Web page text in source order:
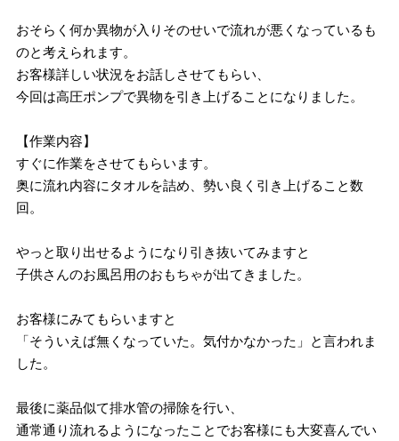
おそらく何か異物が入りそのせいで流れが悪くなっているも
のと考えられます。
お客様詳しい状況をお話しさせてもらい、
今回は高圧ポンプで異物を引き上げることになりました。
【作業内容】
すぐに作業をさせてもらいます。
奥に流れ内容にタオルを詰め、勢い良く引き上げること数
回。
やっと取り出せるようになり引き抜いてみますと
子供さんのお風呂用のおもちゃが出てきました。
お客様にみてもらいますと
「そういえば無くなっていた。気付かなかった」と言われま
した。
最後に薬品似て排水管の掃除を行い、
通常通り流れるようになったことでお客様にも大変喜んでい